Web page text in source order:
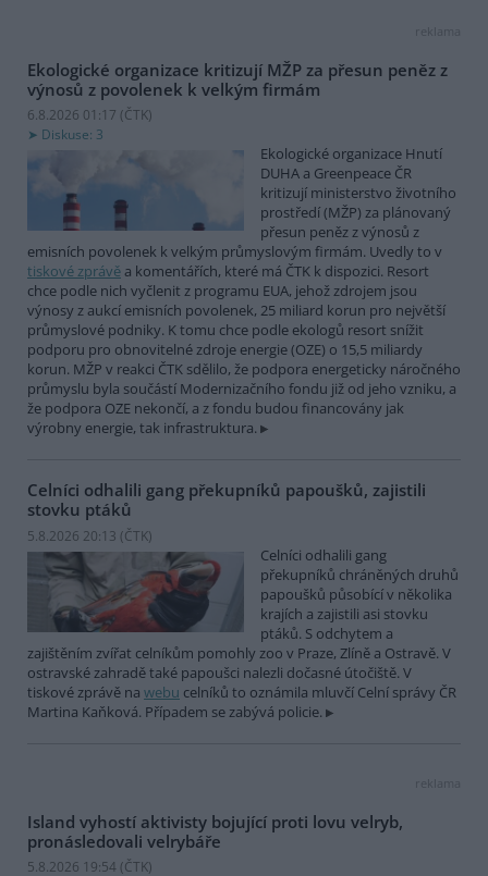
reklama
Ekologické organizace kritizují MŽP za přesun peněz z
výnosů z povolenek k velkým firmám
6.8.2026 01:17 (ČTK)
Diskuse: 3
Ekologické organizace Hnutí
DUHA a Greenpeace ČR
kritizují ministerstvo životního
prostředí (MŽP) za plánovaný
přesun peněz z výnosů z
emisních povolenek k velkým průmyslovým firmám. Uvedly to v
tiskové zprávě a komentářích, které má ČTK k dispozici. Resort
chce podle nich vyčlenit z programu EUA, jehož zdrojem jsou
výnosy z aukcí emisních povolenek, 25 miliard korun pro největší
průmyslové podniky. K tomu chce podle ekologů resort snížit
podporu pro obnovitelné zdroje energie (OZE) o 15,5 miliardy
korun. MŽP v reakci ČTK sdělilo, že podpora energeticky náročného
průmyslu byla součástí Modernizačního fondu již od jeho vzniku, a
že podpora OZE nekončí, a z fondu budou financovány jak
výrobny energie, tak infrastruktura.
Celníci odhalili gang překupníků papoušků, zajistili
stovku ptáků
5.8.2026 20:13 (ČTK)
Celníci odhalili gang
překupníků chráněných druhů
papoušků působící v několika
krajích a zajistili asi stovku
ptáků. S odchytem a
zajištěním zvířat celníkům pomohly zoo v Praze, Zlíně a Ostravě. V
ostravské zahradě také papoušci nalezli dočasné útočiště. V
tiskové zprávě na webu celníků to oznámila mluvčí Celní správy ČR
Martina Kaňková. Případem se zabývá policie.
reklama
Island vyhostí aktivisty bojující proti lovu velryb,
pronásledovali velrybáře
5.8.2026 19:54 (ČTK)